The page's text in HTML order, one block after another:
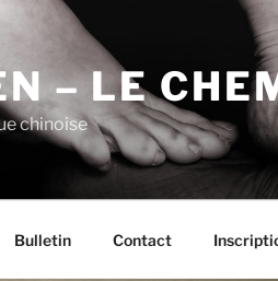
– LE
chinoise
Bulletin Contact